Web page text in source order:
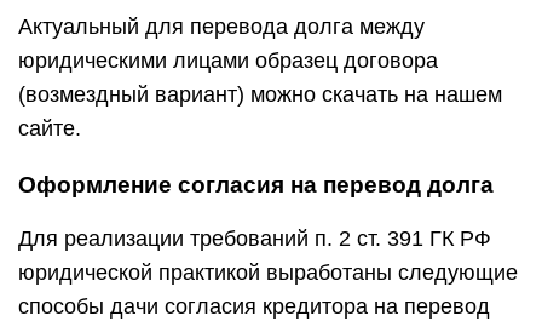
Актуальный для перевода долга между
юридическими лицами образец договора
(возмездный вариант) можно скачать на нашем
сайте.
Оформление согласия на перевод долга
Для реализации требований п. 2 ст. 391 ГК РФ
юридической практикой выработаны следующие
способы дачи согласия кредитора на перевод